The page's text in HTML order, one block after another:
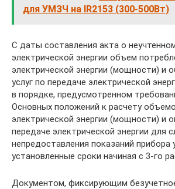
для УМЗЧ на IR2153 (300-500Вт)
С даты составления акта о
электрической энергии объем
электрической энергии (мощности) и
услуг по передаче электрической
в порядке, предусмотренном
Основных положений к расчету
электрической энергии (мощности) и
передаче электрической энергии для
непредоставления показаний прибора
установленные сроки начиная с 3-го
Документом, фиксирующим